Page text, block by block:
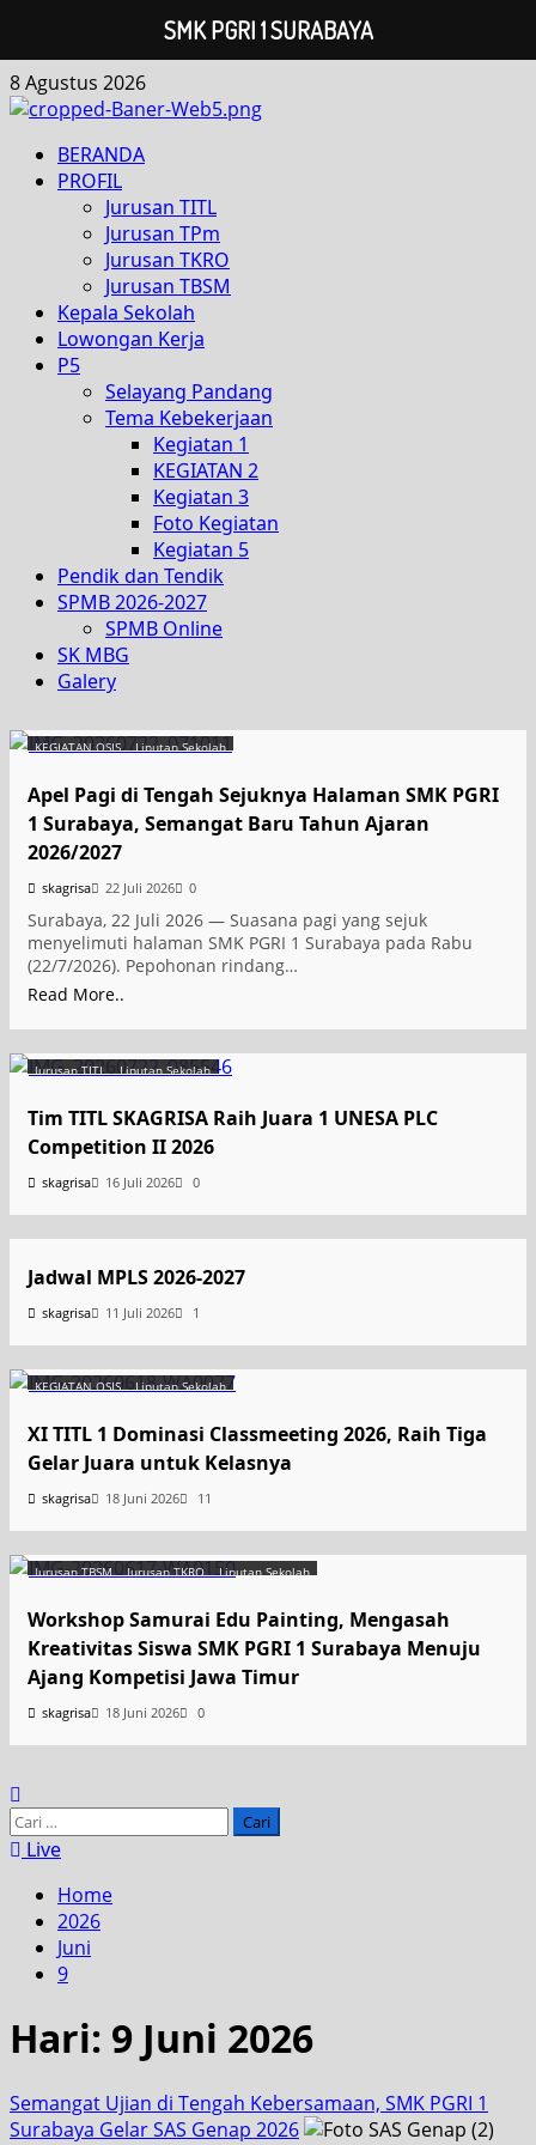
8 Agustus 2026
BERANDA
PROFIL
Jurusan TITL
Jurusan TPm
Jurusan TKRO
Jurusan TBSM
Kepala Sekolah
Lowongan Kerja
P5
Selayang Pandang
Tema Kebekerjaan
Kegiatan 1
KEGIATAN 2
Kegiatan 3
Foto Kegiatan
Kegiatan 5
Pendik dan Tendik
SPMB 2026-2027
SPMB Online
SK MBG
Galery
KEGIATAN OSIS Liputan Sekolah
Apel Pagi di Tengah Sejuknya Halaman SMK PGRI
1 Surabaya, Semangat Baru Tahun Ajaran
2026/2027
skagrisa 22 Juli 2026 0
Surabaya, 22 Juli 2026 — Suasana pagi yang sejuk
menyelimuti halaman SMK PGRI 1 Surabaya pada Rabu
(22/7/2026). Pepohonan rindang…
Read More..
Jurusan TITL Liputan Sekolah
Tim TITL SKAGRISA Raih Juara 1 UNESA PLC
Competition II 2026
skagrisa 16 Juli 2026 0
Jadwal MPLS 2026-2027
skagrisa 11 Juli 2026 1
KEGIATAN OSIS Liputan Sekolah
XI TITL 1 Dominasi Classmeeting 2026, Raih Tiga
Gelar Juara untuk Kelasnya
skagrisa 18 Juni 2026 11
Jurusan TBSM Jurusan TKRO Liputan Sekolah
Workshop Samurai Edu Painting, Mengasah
Kreativitas Siswa SMK PGRI 1 Surabaya Menuju
Ajang Kompetisi Jawa Timur
skagrisa 18 Juni 2026 0
Live
Home
2026
Juni
9
Hari: 9 Juni 2026
Semangat Ujian di Tengah Kebersamaan, SMK PGRI 1
Surabaya Gelar SAS Genap 2026
SMK PGRI 1 SURABAYA